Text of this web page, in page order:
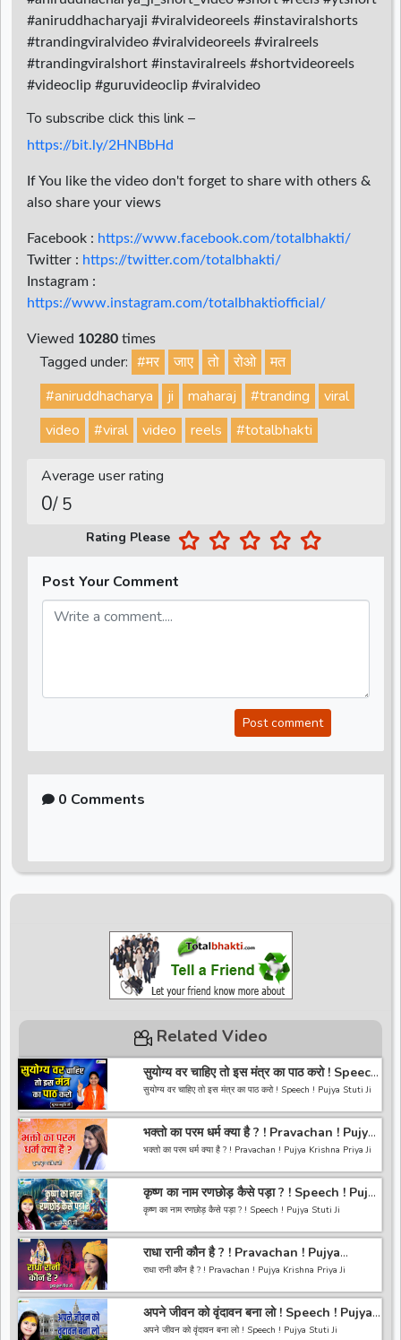
#aniruddhacharyaji #viralvideoreels #instaviralshorts
#trandingviralvideo #viralvideoreels #viralreels
#trandingviralshort #instaviralreels #shortvideoreels
#videoclip #guruvideoclip #viralvideo
To subscribe click this link –
https://bit.ly/2HNBbHd
If You like the video don't forget to share with others &
also share your views
Facebook : https://www.facebook.com/totalbhakti/
Twitter : https://twitter.com/totalbhakti/
Instagram :
https://www.instagram.com/totalbhaktiofficial/
Viewed 10280 times
Tagged under: #मर जाए तो रोओ
मत
#aniruddhacharya
ji maharaj #tranding
viral
video
#viral video reels #totalbhakti
Average user rating
0/ 5
Rating Please
Post Your Comment
Post comment
0 Comments
Related Video
सुयोग्य वर चाहिए तो इस मंत्र का पाठ करो ! Speech
! Pujya Stuti Ji
सुयोग्य वर चाहिए तो इस मंत्र का पाठ करो ! Speech ! Pujya Stuti Ji
*-----------------------------------------------------------------
------------------------------------------*
अगर आपको हमारी वीडियो अच्छी लगी तो हमारे चैनल को सब्सक्राइब करना
https://bit.ly/2HNBbHd
*-----------------------------------------------------------------
------------------------------------------
भक्तो का परम धर्म क्या है ? ! Pravachan ! Pujya
Krishna Priya Ji
भक्तो का परम धर्म क्या है ? ! Pravachan ! Pujya Krishna Priya Ji
------------------------------------------------------------------
----------------------------------------
अगर आपको हमारी वीडियो अच्छी लगी तो हमारे चैनल को सब्सक्राइब करना
https://bit.ly/2HNBbHd
------------------------------------------------------------------
-----------------------------------------
कृष्ण का नाम रणछोड़ कैसे पड़ा ? ! Speech ! Pujya
Stuti Ji
कृष्ण का नाम रणछोड़ कैसे पड़ा ? ! Speech ! Pujya Stuti Ji
*-----------------------------------------------------------------
------------------------------------------*
अगर आपको हमारी वीडियो अच्छी लगी तो हमारे चैनल को सब्सक्राइब करना
https://bit.ly/2HNBbHd
*-----------------------------------------------------------------
------------------------------------------*
राधा रानी कौन है ? ! Pravachan ! Pujya
Krishna Priya Ji
राधा रानी कौन है ? ! Pravachan ! Pujya Krishna Priya Ji
------------------------------------------------------------------
----------------------------------------
अगर आपको हमारी वीडियो अच्छी लगी तो हमारे चैनल को सब्सक्राइब करना
अपने जीवन को वृंदावन बना लो ! Speech ! Pujya
Stuti Ji
अपने जीवन को वृंदावन बना लो ! Speech ! Pujya Stuti Ji